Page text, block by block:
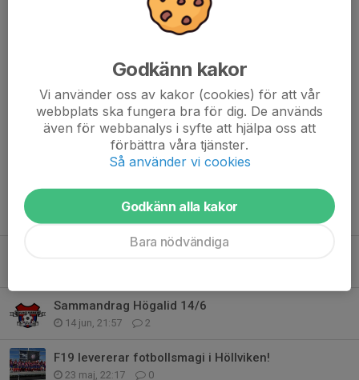
Nu har vi ett sammandrag kvar i Höllviken denna höst. Och det
Tack för denna helg..
//Ledarna
Dela nyhet
Tidigare nyheter
Nu drar vi igång höstsäsongen för F20/21! ⚽
Sammandrag Högalid 14/6
14 jun, 21:57 2
F19 levererar fotbollsmagi i Höllviken!
23 maj, 22:17 0
Godkänn kakor
Vi använder oss av kakor (cookies) för att vår
webbplats ska fungera bra för dig. De används
även för webbanalys i syfte att hjälpa oss att
förbättra våra tjänster.
Så använder vi cookies
Godkänn alla kakor
Bara nödvändiga